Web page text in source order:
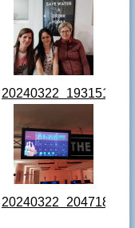
20240322_193151.jpg
20240322_204718.jpg